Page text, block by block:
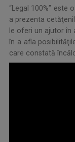
“Legal 100%”
a prezenta
le oferi un ajutor
în a afla
care constată